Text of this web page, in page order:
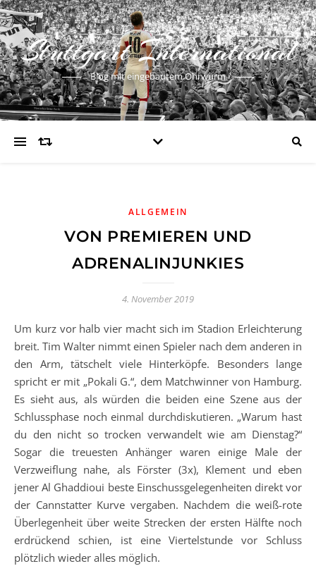
Stuttgart International
Blog mit eingebautem Ohrwurm
ALLGEMEIN
VON PREMIEREN UND
ADRENALINJUNKIES
4. November 2019
Um kurz vor halb vier macht sich im Stadion Erleichterung
breit. Tim Walter nimmt einen Spieler nach dem anderen in
den Arm, tätschelt viele Hinterköpfe. Besonders lange
spricht er mit „Pokali G.“, dem Matchwinner von Hamburg.
Es sieht aus, als würden die beiden eine Szene aus der
Schlussphase noch einmal durchdiskutieren. „Warum hast
du den nicht so trocken verwandelt wie am Dienstag?“
Sogar die treuesten Anhänger waren einige Male der
Verzweiflung nahe, als Förster (3x), Klement und eben
jener Al Ghaddioui beste Einschussgelegenheiten direkt vor
der Cannstatter Kurve vergaben. Nachdem die weiß-rote
Überlegenheit über weite Strecken der ersten Hälfte noch
erdrückend schien, ist eine Viertelstunde vor Schluss
plötzlich wieder alles möglich.